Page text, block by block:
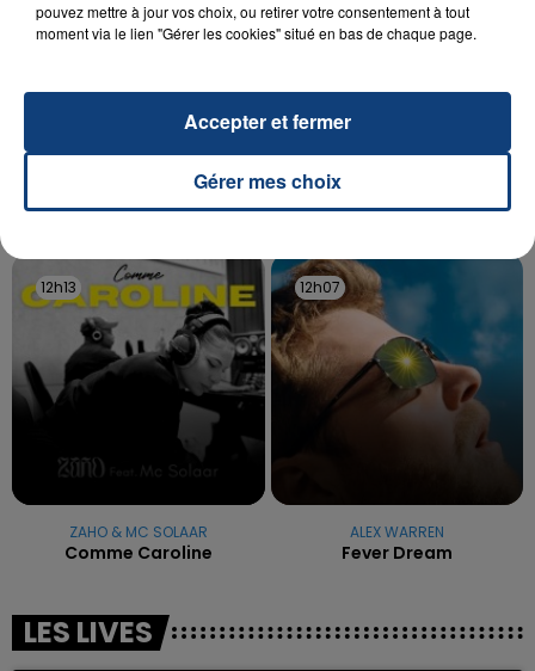
OPÉRER DE LA CHEVILLE RESSORT DE LA...
La famille a porté plainte contre la clinique qui a
reconnu sa responsabilité et présenté ses
TITRES DIFFUSÉS
12h13
12h13
ZAHO & MC SOLAAR
Comme Caroline
12h07
12h07
ALEX WARREN
Fever Dream
LES LIVES
pouvez mettre à jour vos choix, ou retirer votre consentement à tout
moment via le lien "Gérer les cookies" situé en bas de chaque page.
Gérer mes choix
Accepter et fermer